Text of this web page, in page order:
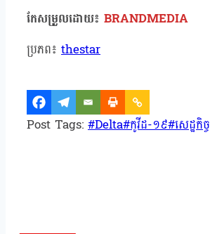
កែសម្រួលដោយ៖ BRANDMEDIA
​ប្រភព៖ thestar
Post Tags:#Delta#កូវីដ-១៩#សេដ្ឋកិច្ច